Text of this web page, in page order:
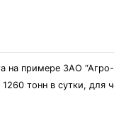
примере ЗАО
тонн в сутки,